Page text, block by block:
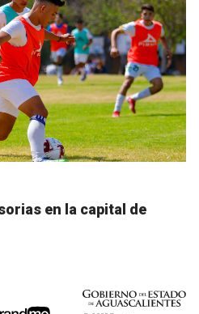
en la capital de